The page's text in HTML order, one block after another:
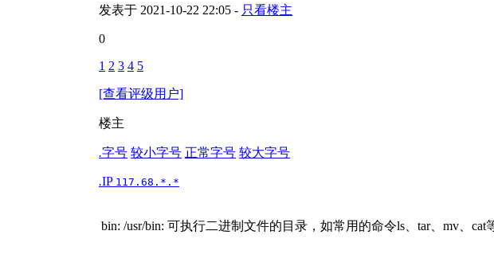
发表于 2021-10-22 22:05 - 只看楼主
0
1 2 3 4 5
[查看评级用户]
楼主
.字号 较小字号 正常字号 较大字号
.IP 117.68.*.*
bin: /usr/bin: 可执行二进制文件的目录，如常用的命令ls、tar、mv、cat